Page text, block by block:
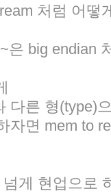
처럼 어떻
은 big endian
다른 형(type)
자면 mem to
게 현업으로